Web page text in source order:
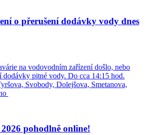
o přerušení dodávky vody dnes
na vodovodním zařízení došlo, nebo
dodávky pitné vody. Do cca 14:15 hod.
Svobody, Dolejšova, Smetanova,
pohodlně online!